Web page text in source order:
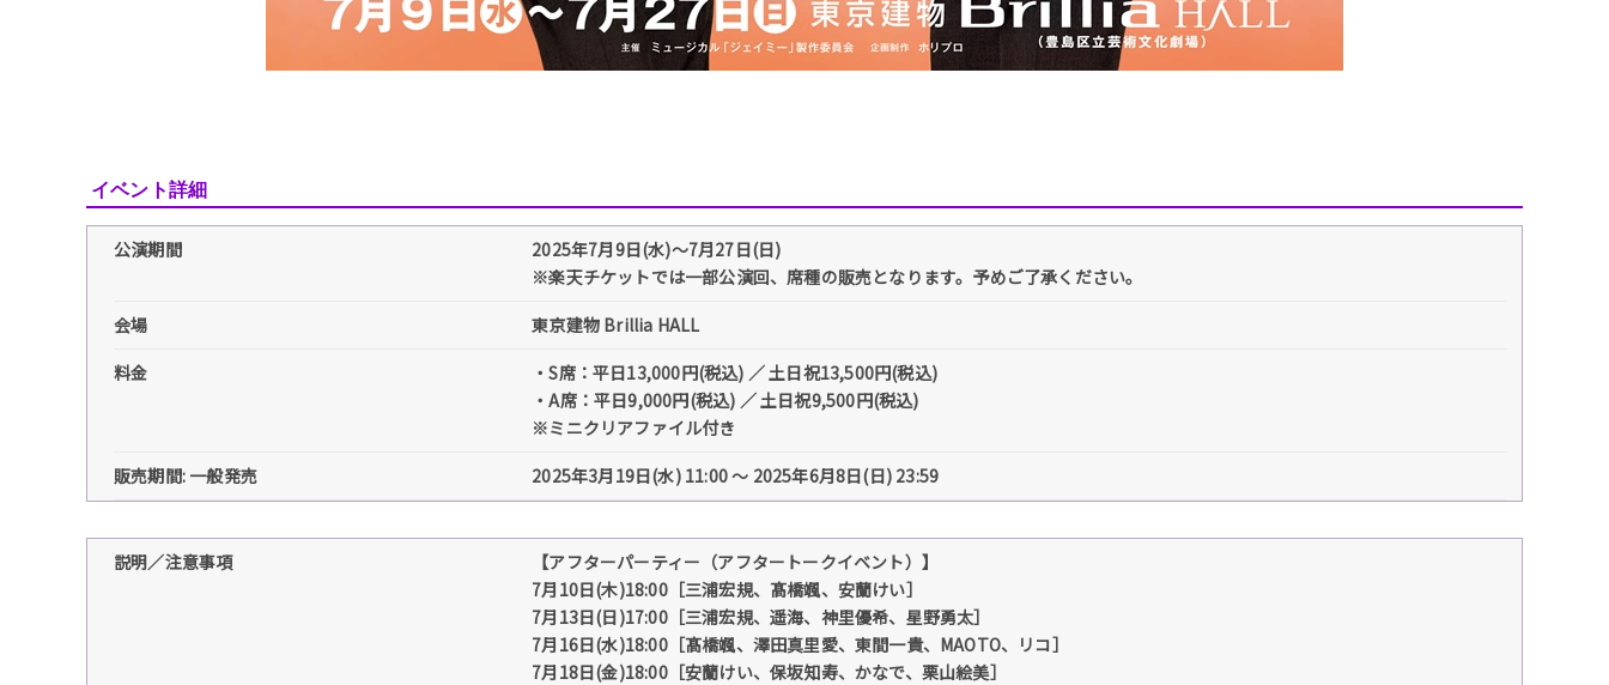
イベント詳細
公演期間
2025年7月9日(水)～7月27日(日)
※楽天チケットでは一部公演回、席種の販売となります。予めご了承ください。
会場
東京建物 Brillia HALL
料金
・S席：平日13,000円(税込) ／ 土日祝13,500円(税込)
・A席：平日9,000円(税込) ／ 土日祝9,500円(税込)
※ミニクリアファイル付き
販売期間: 一般発売
2025年3月19日(水) 11:00 ～ 2025年6月8日(日) 23:59
説明／注意事項
【アフターパーティー（アフタートークイベント）】
7月10日(木)18:00［三浦宏規、髙橋颯、安蘭けい］
7月13日(日)17:00［三浦宏規、遥海、神里優希、星野勇太］
7月16日(水)18:00［髙橋颯、澤田真里愛、東間一貴、MAOTO、リコ］
7月18日(金)18:00［安蘭けい、保坂知寿、かなで、栗山絵美］